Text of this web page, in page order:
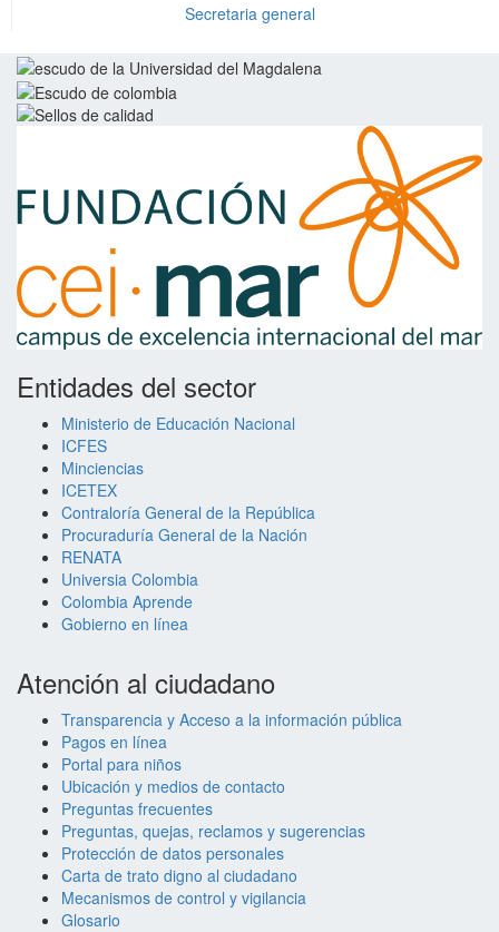
Secretaria general
Entidades del sector
Ministerio de Educación Nacional
ICFES
Minciencias
ICETEX
Contraloría General de la República
Procuraduría General de la Nación
RENATA
Universia Colombia
Colombia Aprende
Gobierno en línea
Atención al ciudadano
Transparencia y Acceso a la información pública
Pagos en línea
Portal para niños
Ubicación y medios de contacto
Preguntas frecuentes
Preguntas, quejas, reclamos y sugerencias
Protección de datos personales
Carta de trato digno al ciudadano
Mecanismos de control y vigilancia
Glosario